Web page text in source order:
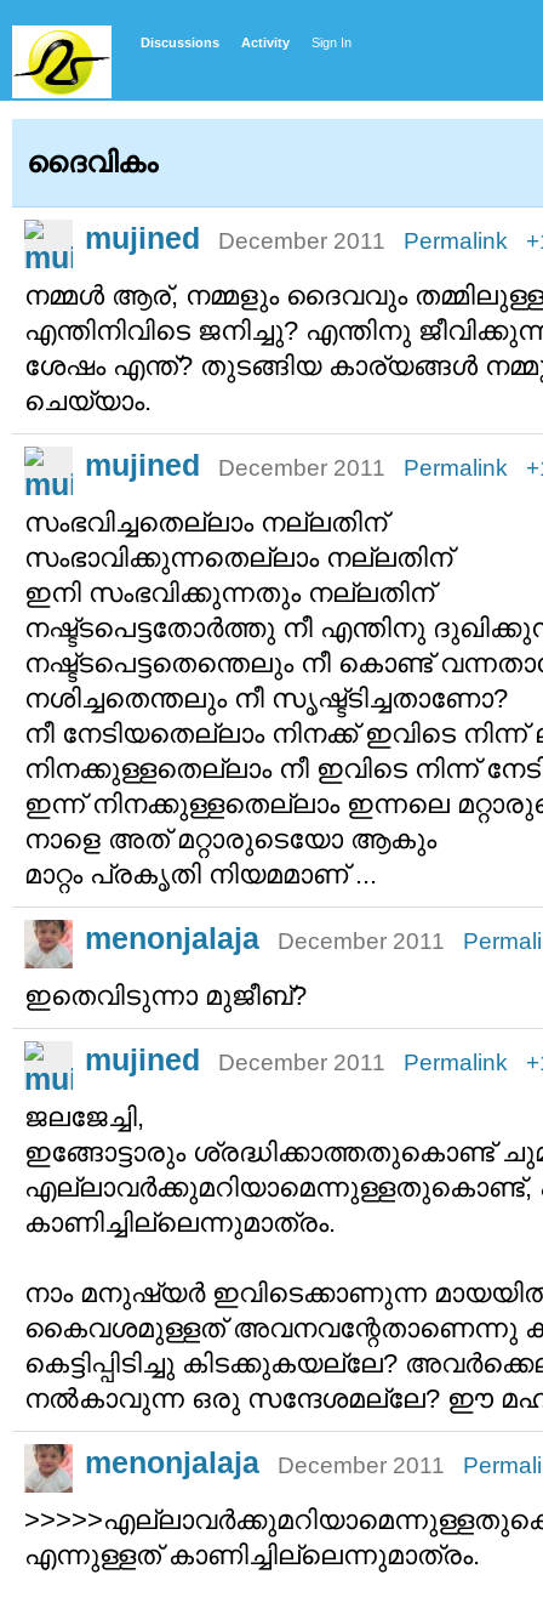
Discussions Activity Sign In
ദൈവികം
mujined December 2011 Permalink
നമ്മള്‍ ആര്, നമ്മളും ദൈവവും
എന്തിനിവിടെ ജനിച്ചു? എന്തിനു
ശേഷം എന്ത്? തുടങ്ങിയ കാര്യങ്ങള്‍
ചെയ്യാം.
mujined December 2011 Permalink
സംഭവിച്ചതെല്ലാം നല്ലതിന്
സംഭാവിക്കുന്നതെല്ലാം നല്ലതിന്
ഇനി സംഭവിക്കുന്നതും നല്ലതിന്
നഷ്ട്ടപെട്ടതോര്‍ത്തു നീ എന്തിനു
നഷ്ട്ടപെട്ടതെന്തെലും നീ കൊണ്ട്
നശിച്ചതെന്തലും നീ സൃഷ്ട്ടിച്ചതാണോ?
നീ നേടിയതെല്ലാം നിനക്ക് ഇവിടെ നിന്ന്
നിനക്കുള്ളതെല്ലാം നീ ഇവിടെ നിന്ന്
ഇന്ന് നിനക്കുള്ളതെല്ലാം ഇന്നലെ
നാളെ അത് മറ്റാരുടെയോ ആകും
മാറ്റം പ്രകൃതി നിയമമാണ് ...
menonjalaja December 2011
ഇതെവിടുന്നാ മുജീബ്?
mujined December 2011 Permalink
ജലജേച്ചി,
ഇങ്ങോട്ടാരും ശ്രദ്ധിക്കാത്തതുകൊണ്ട് ചുമ്മാ
എല്ലാവര്‍ക്കുമറിയാമെന്നുള്ളതുകൊണ്ട്,
കാണിച്ചില്ലെന്നുമാത്രം.
നാം മനുഷ്യര്‍ ഇവിടെക്കാണുന്ന
കൈവശമുള്ളത് അവനവന്റേതാണെന്നു
കെട്ടിപ്പിടിച്ചു കിടക്കുകയല്ലേ?
നല്‍കാവുന്ന ഒരു സന്ദേശമല്ലേ? ഈ
menonjalaja December 2011
എന്നുള്ളത് കാണിച്ചില്ലെന്നുമാത്രം.